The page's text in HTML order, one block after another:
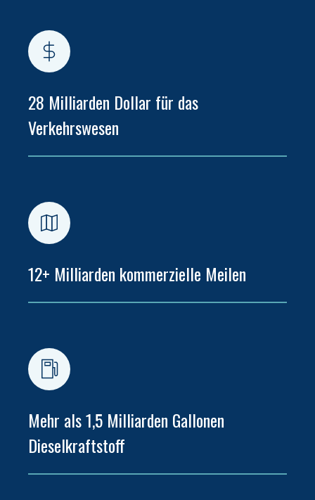
28 Milliarden Dollar für das
Verkehrswesen
12+ Milliarden kommerzielle Meilen
Mehr als 1,5 Milliarden Gallonen
Dieselkraftstoff